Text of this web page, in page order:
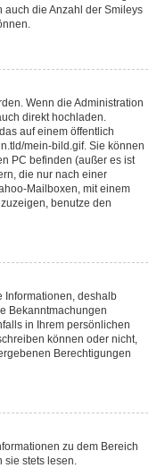
auch die Anzahl der Smileys
Wenn die Administration
direkt hochladen.
auf einem öffentlich
mein-bild.gif. Sie können
PC befinden (außer es ist
die nur nach einer
Mailboxen, mit einem
benutze den
Informationen, deshalb
Bekanntmachungen
in Ihrem persönlichen
können oder nicht,
Berechtigungen
zu dem Bereich
sie stets lesen.